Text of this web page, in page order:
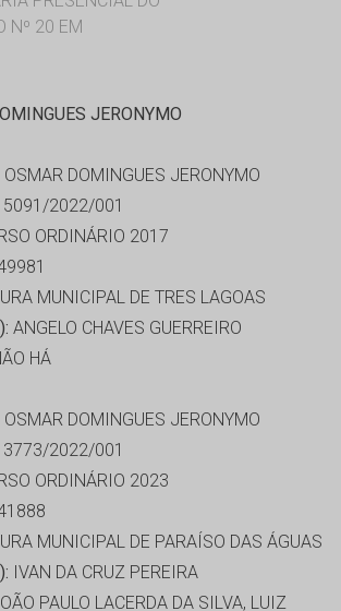
Nº 20 EM
JERONYMO
OSMAR DOMINGUES JERONYMO
2022/001
ORDINÁRIO 2017
MUNICIPAL DE TRES LAGOAS
ANGELO CHAVES GUERREIRO
HÁ
OSMAR DOMINGUES JERONYMO
2022/001
ORDINÁRIO 2023
MUNICIPAL DE PARAÍSO DAS ÁGUAS
IVAN DA CRUZ PEREIRA
PAULO LACERDA DA SILVA, LUIZ